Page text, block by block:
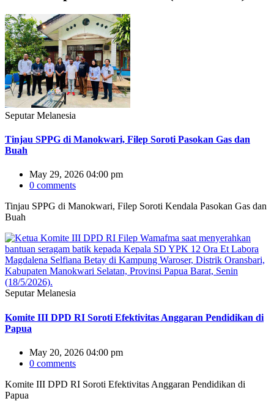
Seputar Melanesia
Tinjau SPPG di Manokwari, Filep Soroti Pasokan Gas dan
Buah
May 29, 2026 04:00 pm
0 comments
Tinjau SPPG di Manokwari, Filep Soroti Kendala Pasokan Gas dan
Buah
Seputar Melanesia
Komite III DPD RI Soroti Efektivitas Anggaran Pendidikan di
Papua
May 20, 2026 04:00 pm
0 comments
Komite III DPD RI Soroti Efektivitas Anggaran Pendidikan di
Papua